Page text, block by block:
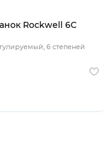
Rockwell 6C
6 степеней